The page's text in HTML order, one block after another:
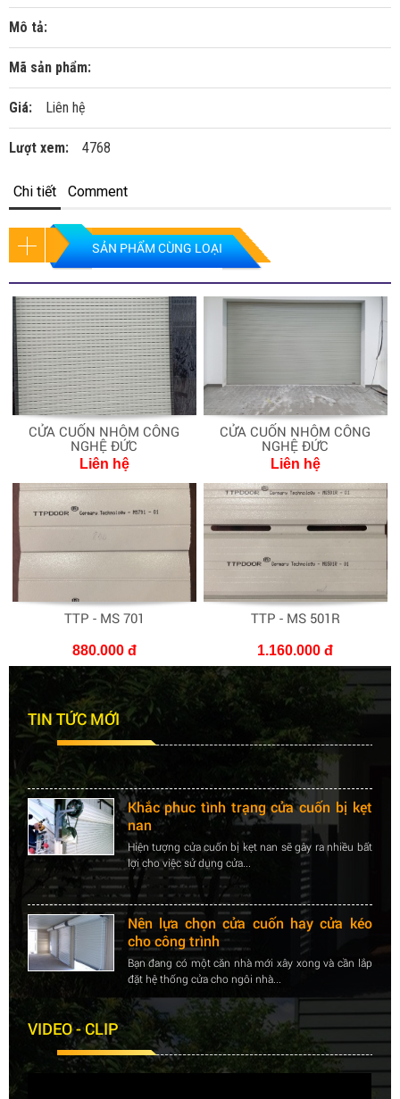
Mô tả:
Mã sản phẩm:
Giá: Liên hệ
Lượt xem: 4768
Chi tiết Comment
SẢN PHẨM CÙNG LOẠI
CỬA CUỐN NHÔM CÔNG
NGHỆ ĐỨC
Liên hệ
CỬA CUỐN NHÔM CÔNG
NGHỆ ĐỨC
Liên hệ
TTP - MS 701
880.000 đ
TTP - MS 501R
1.160.000 đ
TIN TỨC MỚI
Nên lựa chọn cửa cuốn hay cửa kéo
cho công trình
Bạn đang có một căn nhà mới xây xong và cần lắp
đặt hệ thống cửa cho ngôi nhà...
Khắc phuc tình trạng cửa cuốn bị kẹt
nan
Hiện tượng cửa cuốn bị kẹt nan sẽ gây ra nhiều bất
lợi cho việc sử dụng cửa...
Nên lựa chọn cửa cuốn hay cửa kéo
cho công trình
Bạn đang có một căn nhà mới xây xong và cần lắp
đặt hệ thống cửa cho ngôi nhà...
Khắc phuc tình trạng cửa cuốn bị kẹt
nan
Hiện tượng cửa cuốn bị kẹt nan sẽ gây ra nhiều bất
VIDEO - CLIP